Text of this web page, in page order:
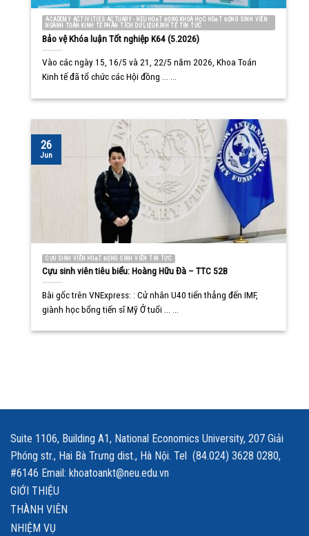
ACADEMY ACTIVITIES ACTUARY - NEU HOẠT ĐỘNG KHOA HỌC HOẠT ĐỘNG SINH VIÊN
NGÀNH TOÁN KINH TẾ PHÂN TÍCH DỮ LIỆU KINH TẾ TIN TỨC
Bảo vệ Khóa luận Tốt nghiệp K64 (5.2026)
Vào các ngày 15, 16/5 và 21, 22/5 năm 2026, Khoa Toán
Kinh tế đã tổ chức các Hội đồng ... ...
CỰU SINH VIÊN HOẠT ĐỘNG SINH VIÊN TIN TỨC
Cựu sinh viên tiêu biểu: Hoàng Hữu Đà – TTC 52B
Bài gốc trên VNExpress: : Cử nhân U40 tiến thẳng đến IMF,
giành học bổng tiến sĩ Mỹ Ở tuổi ... ...
26
Jun
Suite 1106, Building A1, National Economics University, 207 Giải
Phóng str., Hai Bà Trưng dist., Hà Nội. Tel (84.024) 3628 0280,
#6146 Email: khoatoankt@neu.edu.vn
GIỚI THIỆU
THÀNH VIÊN
NHIỆM VỤ